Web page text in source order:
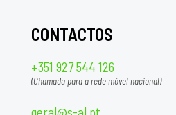
CONTACTOS
+351 927 544 126
(Chamada para a rede móvel nacional)